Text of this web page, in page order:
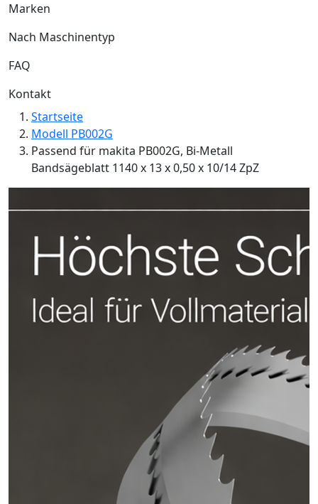
Marken
Nach Maschinentyp
FAQ
Kontakt
Startseite
Modell PB002G
Passend für makita PB002G, Bi-Metall
Bandsägeblatt 1140 x 13 x 0,50 x 10/14 ZpZ